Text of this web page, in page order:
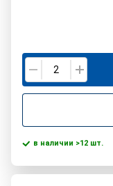
в наличии >12 шт.